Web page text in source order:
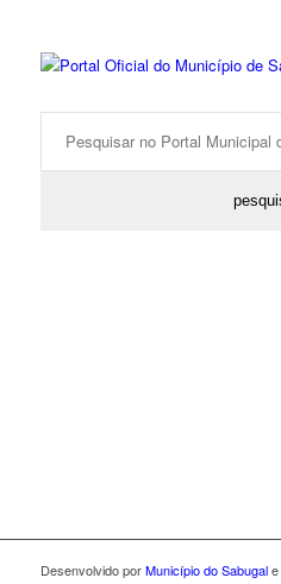
Desenvolvido porMunicípio do Sabugale